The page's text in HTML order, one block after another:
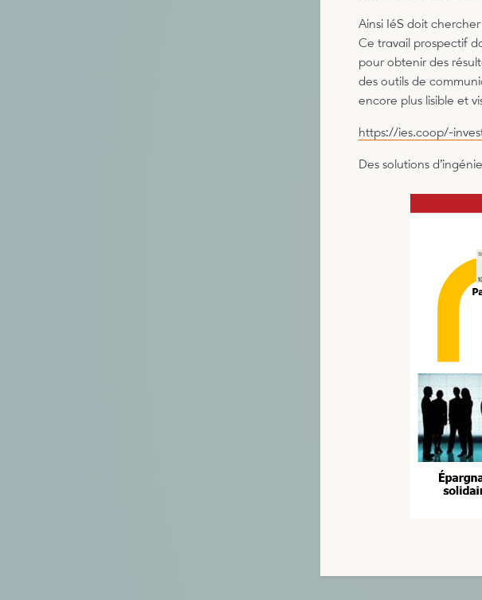
Ainsi IéS doit
Ce travail prospectif
pour obtenir des
des outils de
encore plus lisible et
https://ies.coop/-
Des solutions